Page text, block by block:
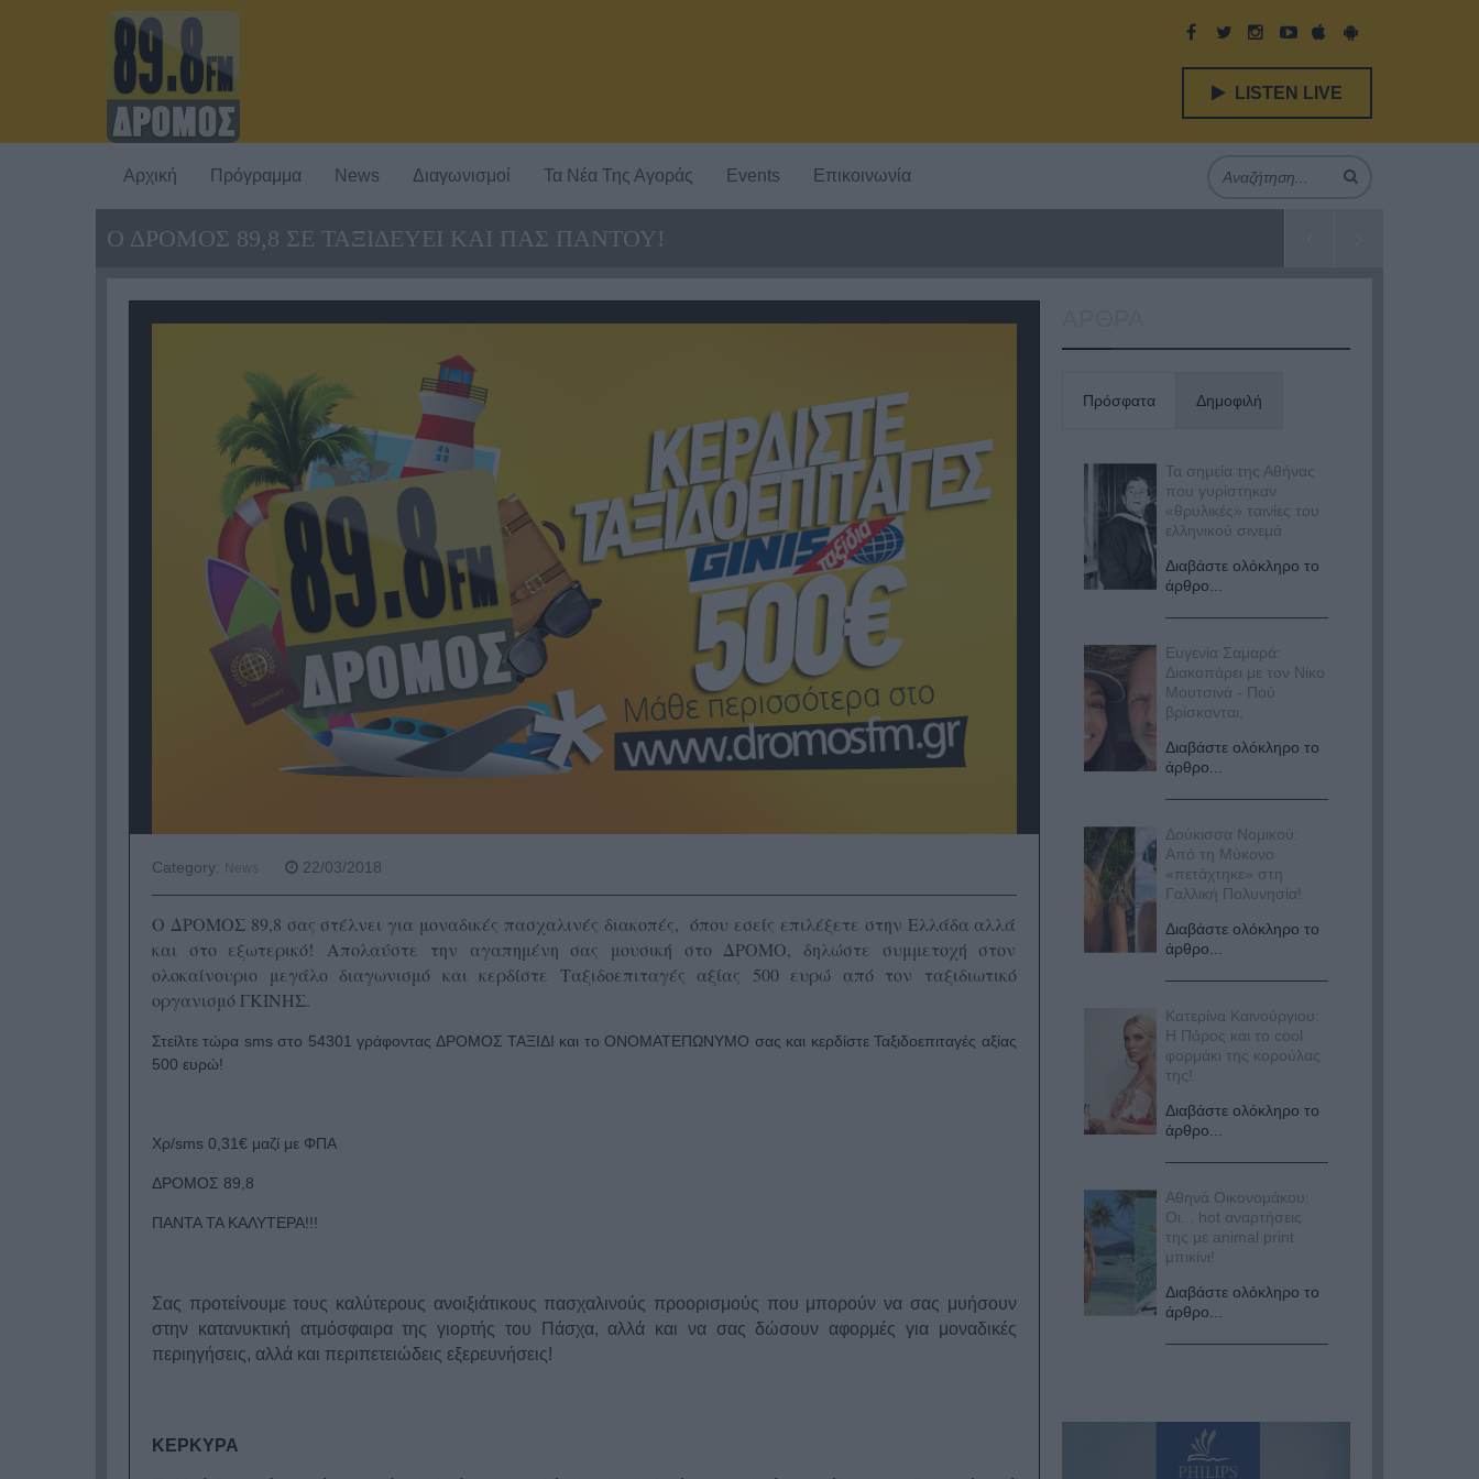
LISTEN LIVE
Αρχική Πρόγραμμα News Διαγωνισμοί Τα Νέα Της Αγοράς Events Επικοινωνία
Ο ΔΡΟΜΟΣ 89,8 ΣΕ ΤΑΞΙΔΕΥΕΙ ΚΑΙ ΠΑΣ ΠΑΝΤΟΥ!
Category: News 22/03/2018
O ΔΡΟΜΟΣ 89,8 σας στέλνει για μοναδικές πασχαλινές διακοπές, όπου εσείς επιλέξετε στην Ελλάδα αλλά
και στο εξωτερικό! Απολαύστε την αγαπημένη σας μουσική στο ΔΡΟΜΟ, δηλώστε συμμετοχή στον
ολοκαίνουριο μεγάλο διαγωνισμό και κερδίστε Ταξιδοεπιταγές αξίας 500 ευρώ από τον ταξιδιωτικό
οργανισμό ΓΚΙΝΗΣ.
Στείλτε τώρα sms στο 54301 γράφοντας ΔΡΟΜΟΣ ΤΑΞΙΔΙ και το ΟΝΟΜΑΤΕΠΩΝΥΜΟ σας και κερδίστε Ταξιδοεπιταγές αξίας
500 ευρώ!
Χρ/sms 0,31€ μαζί με ΦΠΑ
ΔΡΟΜΟΣ 89,8
ΠΑΝΤΑ ΤΑ ΚΑΛΥΤΕΡΑ!!!
Σας προτείνουμε τους καλύτερους ανοιξιάτικους πασχαλινούς προορισμούς που μπορούν να σας μυήσουν
στην κατανυκτική ατμόσφαιρα της γιορτής του Πάσχα, αλλά και να σας δώσουν αφορμές για μοναδικές
περιηγήσεις, αλλά και περιπετειώδεις εξερευνήσεις!
ΚΕΡΚΥΡΑ
Πρόσφατα Δημοφιλή
Τα σημεία της Αθήνας
που γυρίστηκαν
«θρυλικές» ταινίες του
ελληνικού σινεμά
Διαβάστε ολόκληρο το
άρθρο...
Ευγενία Σαμαρά:
Διακοπάρει με τον Νίκο
Μουτσινά - Πού
βρίσκονται;
Διαβάστε ολόκληρο το
άρθρο...
Δούκισσα Νομικού:
Από τη Μύκονο
«πετάχτηκε» στη
Γαλλική Πολυνησία!
Διαβάστε ολόκληρο το
άρθρο...
Κατερίνα Καινούργιου:
Η Πάρος και το cool
φορμάκι της κορούλας
της!
Διαβάστε ολόκληρο το
άρθρο...
Αθηνά Οικονομάκου:
Οι... hot αναρτήσεις
της με animal print
μπικίνι!
Διαβάστε ολόκληρο το
άρθρο...